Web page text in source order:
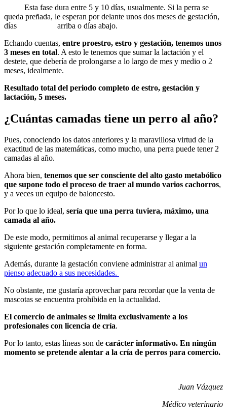
Esta fase dura entre 5 y 10 días, usualmente. Si la perra se
queda preñada, le esperan por delante unos dos meses de gestación,
días arriba o días abajo.
Echando cuentas, entre proestro, estro y gestación, tenemos unos
3 meses en total. A esto le tenemos que sumar la lactación y el
destete, que debería de prolongarse a lo largo de mes y medio o 2
meses, idealmente.
Resultado total del periodo completo de estro, gestación y
lactación, 5 meses.
¿Cuántas camadas tiene un perro al año?
Pues, conociendo los datos anteriores y la maravillosa virtud de la
exactitud de las matemáticas, como mucho, una perra puede tener 2
camadas al año.
Ahora bien, tenemos que ser consciente del alto gasto metabólico
que supone todo el proceso de traer al mundo varios cachorros,
y a veces un equipo de baloncesto.
Por lo que lo ideal, sería que una perra tuviera, máximo, una
camada al año.
De este modo, permitimos al animal recuperarse y llegar a la
siguiente gestación completamente en forma.
Además, durante la gestación conviene administrar al animal un
pienso adecuado a sus necesidades.
No obstante, me gustaría aprovechar para recordar que la venta de
mascotas se encuentra prohibida en la actualidad.
El comercio de animales se limita exclusivamente a los
profesionales con licencia de cría.
Por lo tanto, estas líneas son de carácter informativo. En ningún
momento se pretende alentar a la cría de perros para comercio.
Juan Vázquez
Médico veterinario